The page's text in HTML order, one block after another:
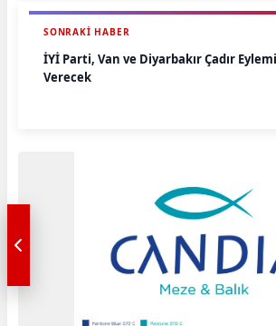
SONRAKI HABER
İYİ Parti, Van ve Diyarbakır Çadır
Verecek